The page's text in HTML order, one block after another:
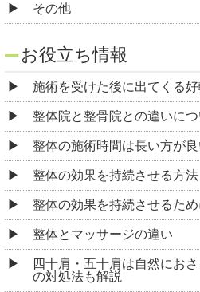
その他
お役立ち情報
施術を受けた後に出てくる
整体院と整骨院との違いにつ
整体の施術時間は長い方が
整体の効果を持続させる方法
整体の効果を持続させるた
整体とマッサージの違い
四十肩・五十肩は自然にお
の対処法も解説